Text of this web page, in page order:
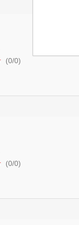
(0/0)
(0/0)